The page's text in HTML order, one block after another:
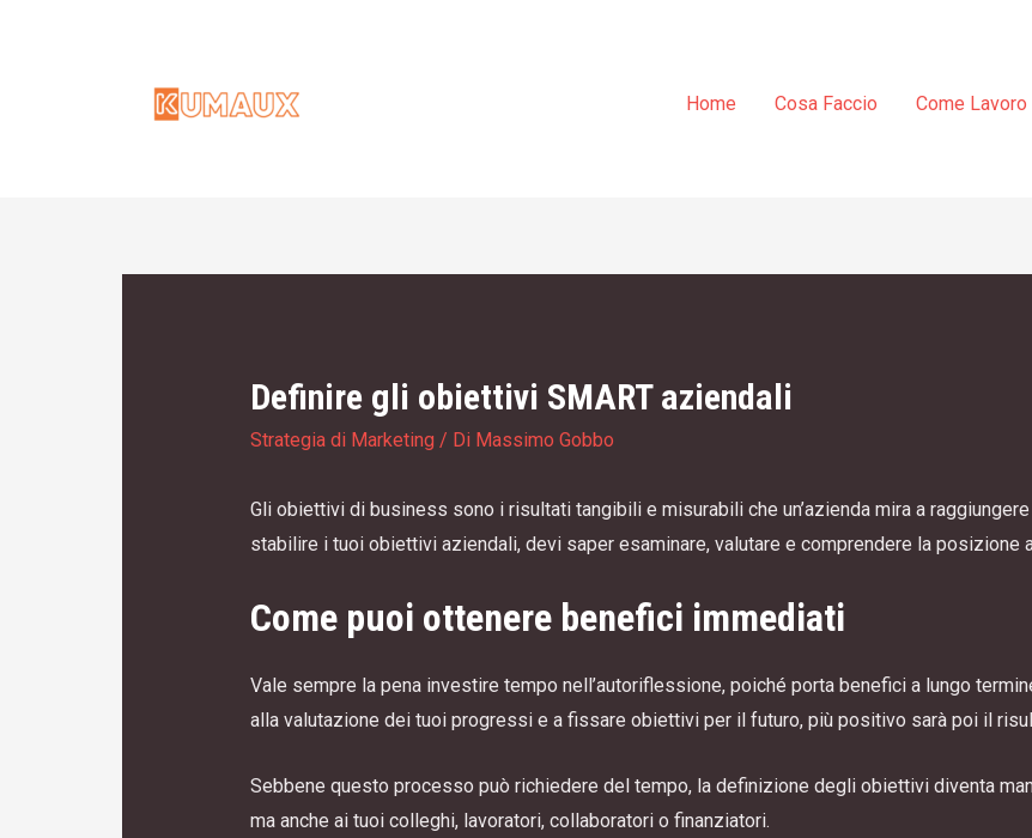
Home Cosa Faccio Come Lavoro
Definire gli obiettivi SMART aziendali
Strategia di Marketing / Di Massimo Gobbo
Gli obiettivi di business sono i risultati tangibili e misurabili che un’azienda mira a
stabilire i tuoi obiettivi aziendali, devi saper esaminare, valutare e comprendere la posizione
Come puoi ottenere benefici immediati
Vale sempre la pena investire tempo nell’autoriflessione, poiché porta benefici a lungo
alla valutazione dei tuoi progressi e a fissare obiettivi per il futuro, più positivo sarà poi il
Sebbene questo processo può richiedere del tempo, la definizione degli obiettivi diventa
ma anche ai tuoi colleghi, lavoratori, collaboratori o finanziatori.